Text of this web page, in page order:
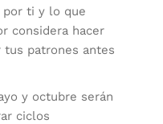
por ti y lo que
considera hacer
tus patrones antes
y octubre serán
ciclos